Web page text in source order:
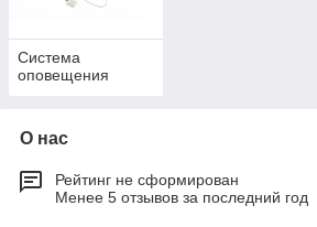
Система
оповещения
О нас
Рейтинг не сформирован
Менее 5 отзывов за последний год